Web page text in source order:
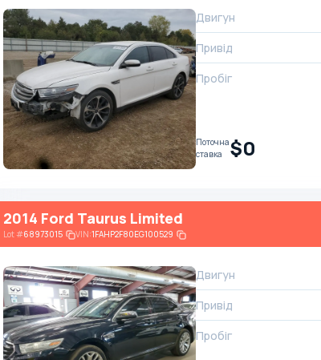
Двигун
Привід
Пробіг
Поточна
ставка
$0
2014 Ford Taurus Limited
Lot#68973015 VIN:1FAHP2F80EG100529
Двигун
Привід
Пробіг